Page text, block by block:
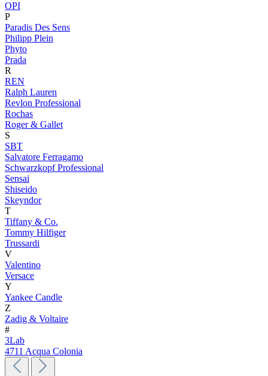
OPI
P
Paradis Des Sens
Philipp Plein
Phyto
Prada
R
REN
Ralph Lauren
Revlon Professional
Rochas
Roger & Gallet
S
SBT
Salvatore Ferragamo
Schwarzkopf Professional
Sensai
Shiseido
Skeyndor
T
Tiffany & Co.
Tommy Hilfiger
Trussardi
V
Valentino
Versace
Y
Yankee Candle
Z
Zadig & Voltaire
#
3Lab
4711 Acqua Colonia